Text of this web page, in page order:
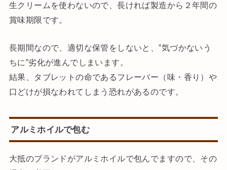
生クリームを使わないので、長ければ製造から２年間の
賞味期限です。
長期間なので、適切な保管をしないと、”気づかないう
ちに”劣化が進んでしまいます。
結果、タブレットの命であるフレーバー（味・香り）や
口どけが損なわれてしまう恐れがあるのです。
アルミホイルで包む
大抵のブランドがアルミホイルで包んでますので、その